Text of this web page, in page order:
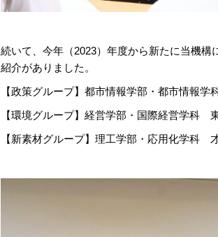
続いて、今年（2023）年度から新たに当機
紹介がありました。
【政策グループ】都市情報学部・都市情報
【環境グループ】経営学部・国際経営学科
【新素材グループ】理工学部・応用化学科